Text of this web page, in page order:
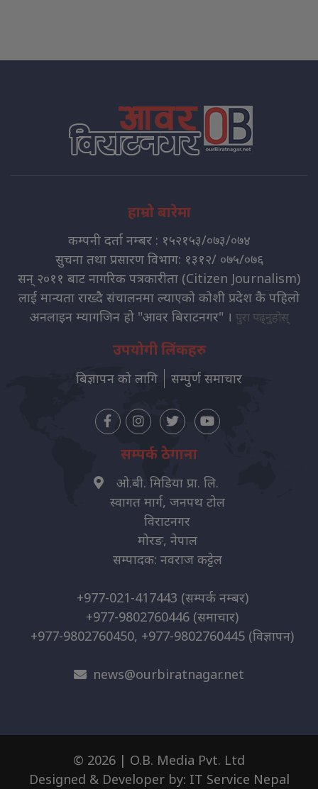
हाम्रो बारेमा
कम्पनी दर्ता नम्बर : १५२१५३/०७३/०७४
सुचना तथा प्रसारण विभाग: १३१२/ ०७५/०७६
सन् २०११ बाट नागरिक पत्रकारीता (Citizen Journalism)
लाई मान्यता राख्दै संचालनमा ल्याएको कोशी प्रदेश कै पहिलो
अनलाइन म्यागजिन हो "आवर बिराटनगर" । पुरा पढ्नुहोस्
उपयोगी लिंकहरु
बिज्ञापन को लागि सम्पुर्ण समाचार
सम्पर्क ठेगाना
ओ.बी. मिडिया प्रा. लि.
स्वागत मार्ग, जनपथ टोल
विराटनगर
मोरङ, नेपाल
सम्पादक: नवराज कट्टेल
+977-021-417443 (सम्पर्क नम्बर)
+977-9802760446 (समाचार)
+977-9802760450, +977-9802760445 (विज्ञापन)
news@ourbiratnagar.net
© 2026 | O.B. Media Pvt. Ltd
Designed & Developer by: IT Service Nepal